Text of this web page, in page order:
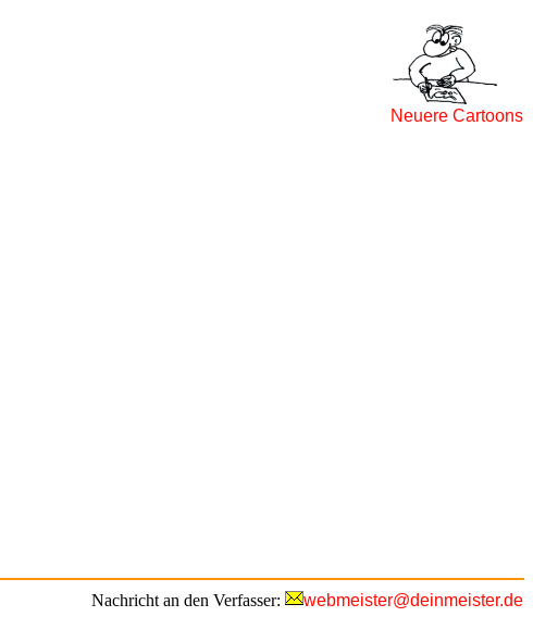
Neuere Cartoons
Nachricht an den Verfasser: webmeister@deinmeister.de